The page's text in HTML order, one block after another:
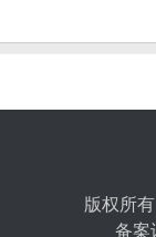
版权所
备案